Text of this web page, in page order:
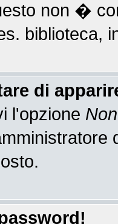
non �
di
l'opzione